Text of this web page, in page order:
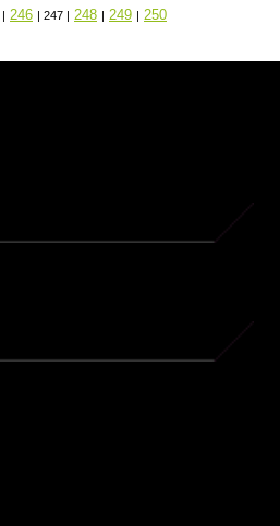
| 246 | 247 | 248 | 249 | 250